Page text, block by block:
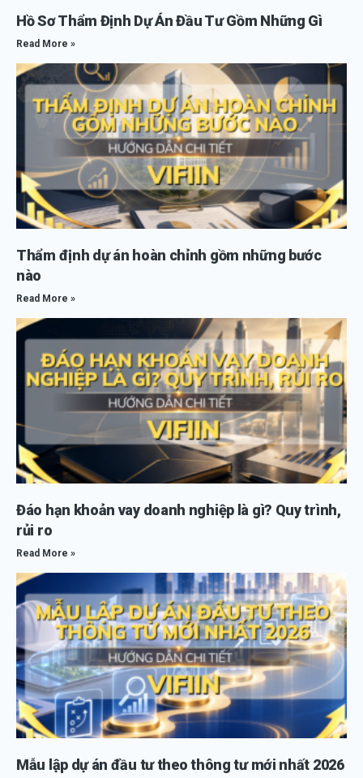
Hồ Sơ Thẩm Định Dự Án Đầu Tư Gồm Những Gì
Read More »
Thẩm định dự án hoàn chỉnh gồm những bước
nào
Read More »
Đáo hạn khoản vay doanh nghiệp là gì? Quy trình,
rủi ro
Read More »
Mẫu lập dự án đầu tư theo thông tư mới nhất 2026